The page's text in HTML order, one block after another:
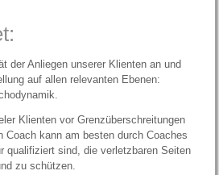
der Anliegen unserer Klienten an und
auf allen relevanten Ebenen:
Klienten vor Grenzüberschreitungen
Coach kann am besten durch Coaches
qualifiziert sind, die verletzbaren Seiten
zu schützen.